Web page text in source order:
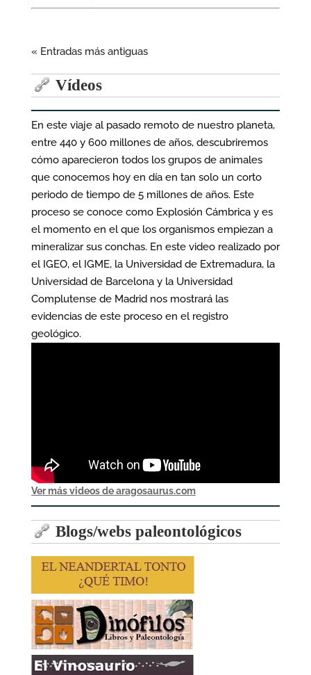
« Entradas más antiguas
Vídeos
En este viaje al pasado remoto de nuestro planeta,
entre 440 y 600 millones de años, descubriremos
cómo aparecieron todos los grupos de animales
que conocemos hoy en día en tan solo un corto
periodo de tiempo de 5 millones de años. Este
proceso se conoce como Explosión Cámbrica y es
el momento en el que los organismos empiezan a
mineralizar sus conchas. En este video realizado por
el IGEO, el IGME, la Universidad de Extremadura, la
Universidad de Barcelona y la Universidad
Complutense de Madrid nos mostrará las
evidencias de este proceso en el registro
geológico.
Ver más videos de aragosaurus.com
Blogs/webs paleontológicos